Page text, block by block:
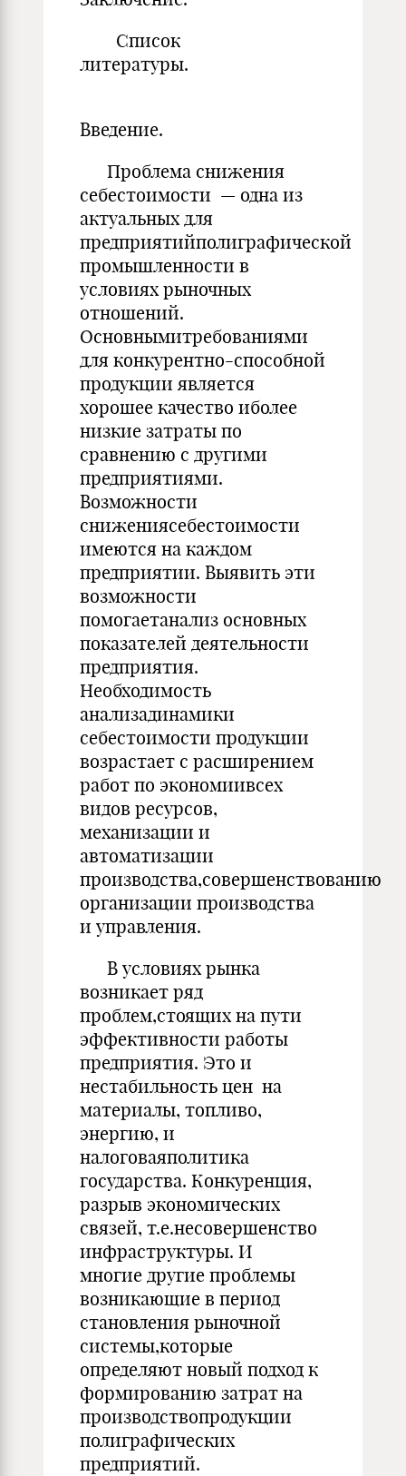
Список
Введение.
Проблема снижения
себестоимости — одна из
актуальных для
предприятийполиграфической
промышленности в
условиях рыночных
отношений.
Основнымитребованиями
для конкурентно-способной
продукции является
хорошее качество иболее
низкие затраты по
сравнению с другими
предприятиями.
Возможности
снижениясебестоимости
имеются на каждом
предприятии. Выявить эти
возможности
помогаетанализ основных
показателей деятельности
предприятия.
Необходимость
анализадинамики
себестоимости продукции
возрастает с расширением
работ по экономиивсех
видов ресурсов,
механизации и
автоматизации
производства,совершенствованию
организации производства
и управления.
В условиях рынка
возникает ряд
проблем,стоящих на пути
эффективности работы
предприятия. Это и
нестабильность цен на
материалы, топливо,
энергию, и
налоговаяполитика
государства. Конкуренция,
разрыв экономических
связей, т.е.несовершенство
инфраструктуры. И
многие другие проблемы
возникающие в период
становления рыночной
системы,которые
определяют новый подход к
формированию затрат на
производствопродукции
полиграфических
предприятий.